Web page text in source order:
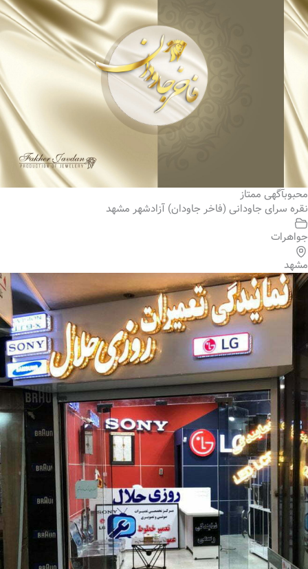
محبوبآگهی ممتاز
نقره سرای جاودانی (فاخر جاودان) آزادشهر مشهد
جواهرات
مشهد